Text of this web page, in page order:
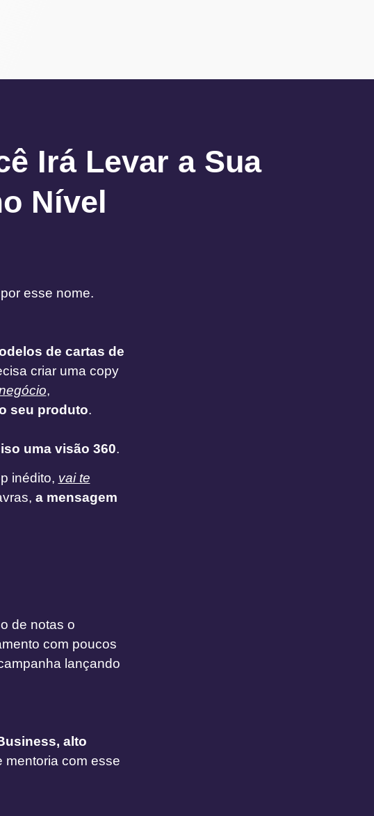
Irá Levar a Sua
Nível
esse nome.
de cartas de
criar uma copy
,
seu produto.
uma visão 360.
inédito, vai te
a mensagem
de notas o
com poucos
lançando
alto
com esse